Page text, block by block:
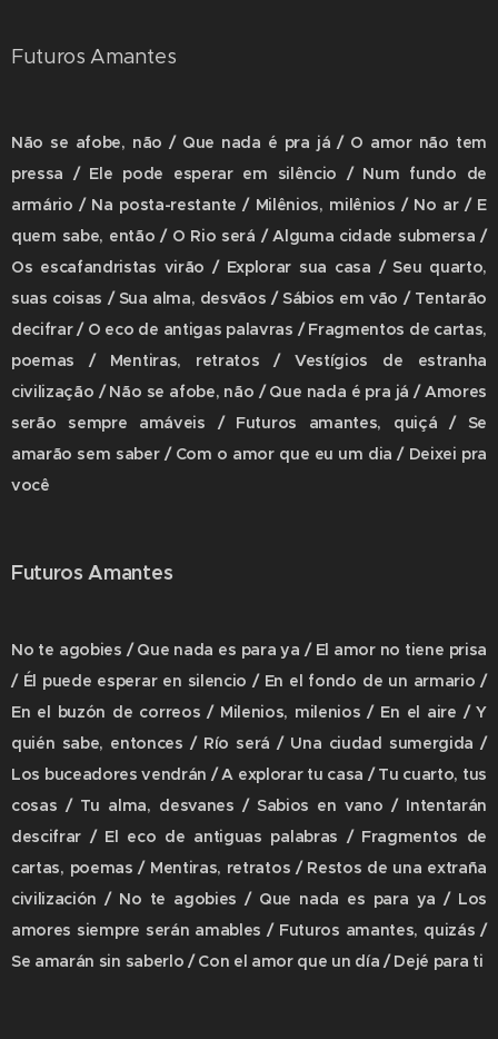
Futuros Amantes
Não se afobe, não / Que nada é pra já / O amor não tem
pressa / Ele pode esperar em silêncio / Num fundo de
armário / Na posta-restante / Milênios, milênios / No ar / E
quem sabe, então / O Rio será / Alguma cidade submersa /
Os escafandristas virão / Explorar sua casa / Seu quarto,
suas coisas / Sua alma, desvãos / Sábios em vão / Tentarão
decifrar / O eco de antigas palavras / Fragmentos de cartas,
poemas / Mentiras, retratos / Vestígios de estranha
civilização / Não se afobe, não / Que nada é pra já / Amores
serão sempre amáveis / Futuros amantes, quiçá / Se
amarão sem saber / Com o amor que eu um dia / Deixei pra
você
Futuros Amantes
No te agobies / Que nada es para ya / El amor no tiene prisa
/ Él puede esperar en silencio / En el fondo de un armario /
En el buzón de correos / Milenios, milenios / En el aire / Y
quién sabe, entonces / Río será / Una ciudad sumergida /
Los buceadores vendrán / A explorar tu casa / Tu cuarto, tus
cosas / Tu alma, desvanes / Sabios en vano / Intentarán
descifrar / El eco de antiguas palabras / Fragmentos de
cartas, poemas / Mentiras, retratos / Restos de una extraña
civilización / No te agobies / Que nada es para ya / Los
amores siempre serán amables / Futuros amantes, quizás /
Se amarán sin saberlo / Con el amor que un día / Dejé para ti